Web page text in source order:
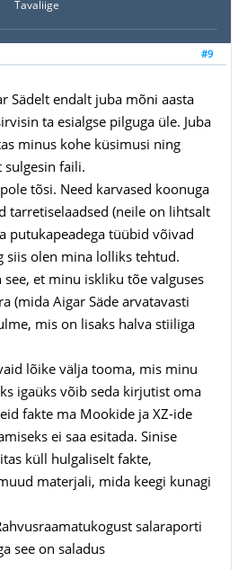
Tavaliige
#9
Sädelt endalt juba mõni aasta
ta esialgse pilguga üle. Juba
minus kohe küsimusi ning
faili.
tõsi. Need karvased koonuga
tarretiselaadsed (neile on lihtsalt
putukapeadega tüübid võivad
siis olen mina lolliks tehtud.
et minu iskliku tõe valguses
(mida Aigar Säde arvatavasti
mis on lisaks halva stiiliga
lõike välja tooma, mis minu
igaüks võib seda kirjutist oma
fakte ma Mookide ja XZ-ide
ei saa esitada. Sinise
küll hulgaliselt fakte,
materjali, mida keegi kunagi
salaraporti
see on saladus